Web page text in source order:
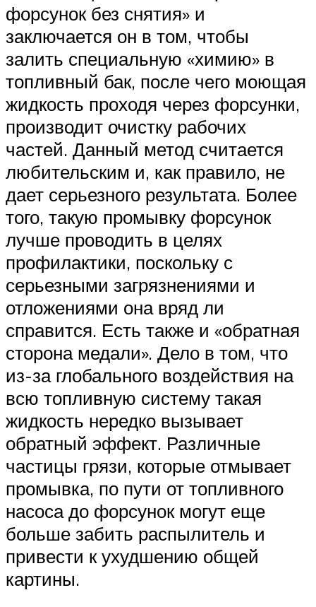
форсунок без снятия» и
заключается он в том, чтобы
залить специальную «химию» в
топливный бак, после чего моющая
жидкость проходя через форсунки,
производит очистку рабочих
частей. Данный метод считается
любительским и, как правило, не
дает серьезного результата. Более
того, такую промывку форсунок
лучше проводить в целях
профилактики, поскольку с
серьезными загрязнениями и
отложениями она вряд ли
справится. Есть также и «обратная
сторона медали». Дело в том, что
из-за глобального воздействия на
всю топливную систему такая
жидкость нередко вызывает
обратный эффект. Различные
частицы грязи, которые отмывает
промывка, по пути от топливного
насоса до форсунок могут еще
больше забить распылитель и
привести к ухудшению общей
картины.